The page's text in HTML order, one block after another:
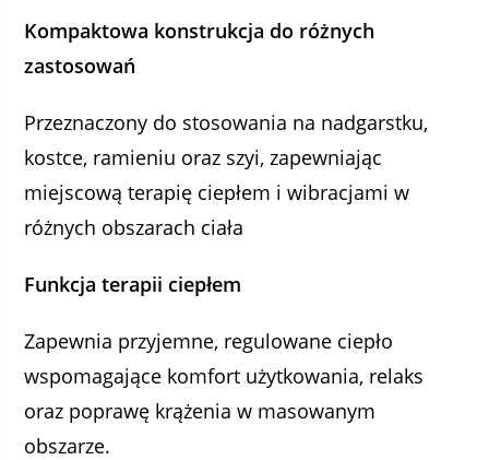
Kompaktowa konstrukcja do różnych
zastosowań
Przeznaczony do stosowania na nadgarstku,
kostce, ramieniu oraz szyi, zapewniając
miejscową terapię ciepłem i wibracjami w
różnych obszarach ciała
Funkcja terapii ciepłem
Zapewnia przyjemne, regulowane ciepło
wspomagające komfort użytkowania, relaks
oraz poprawę krążenia w masowanym
obszarze.